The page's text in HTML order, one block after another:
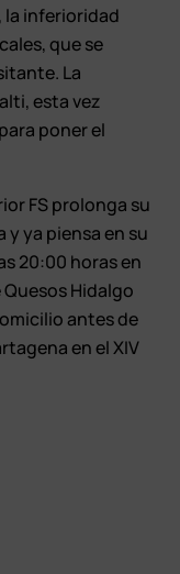
la inferioridad
que se
La
esta vez
poner el
FS prolonga su
ya piensa en su
20:00 horas en
Hidalgo
antes de
en el XIV